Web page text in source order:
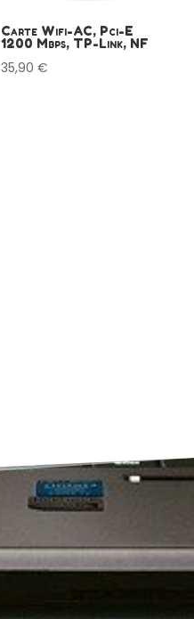
Carte Wifi-AC, Pci-E
1200 Mbps, TP-Link, NF
35,90€